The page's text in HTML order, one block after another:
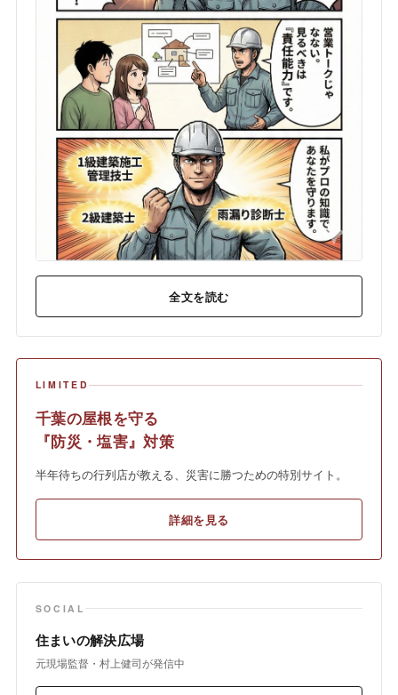
全文を読む
LIMITED
千葉の屋根を守る
『防災・塩害』対策
半年待ちの行列店が教える、災害に勝つための特別サイト。
詳細を見る
SOCIAL
住まいの解決広場
元現場監督・村上健司が発信中